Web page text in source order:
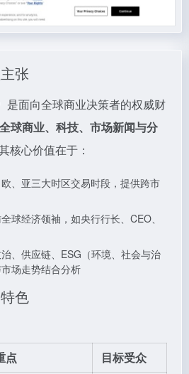
张
是面向全球商业决策者的权威财
全球商业、科技、市场新闻与分
核心价值在于：
欧、亚三大时区交易时段，提供跨市
球经济领袖，如央行行长、CEO、
治、供应链、ESG（环境、社会与治
场走势结合分析
色
点 目标受众